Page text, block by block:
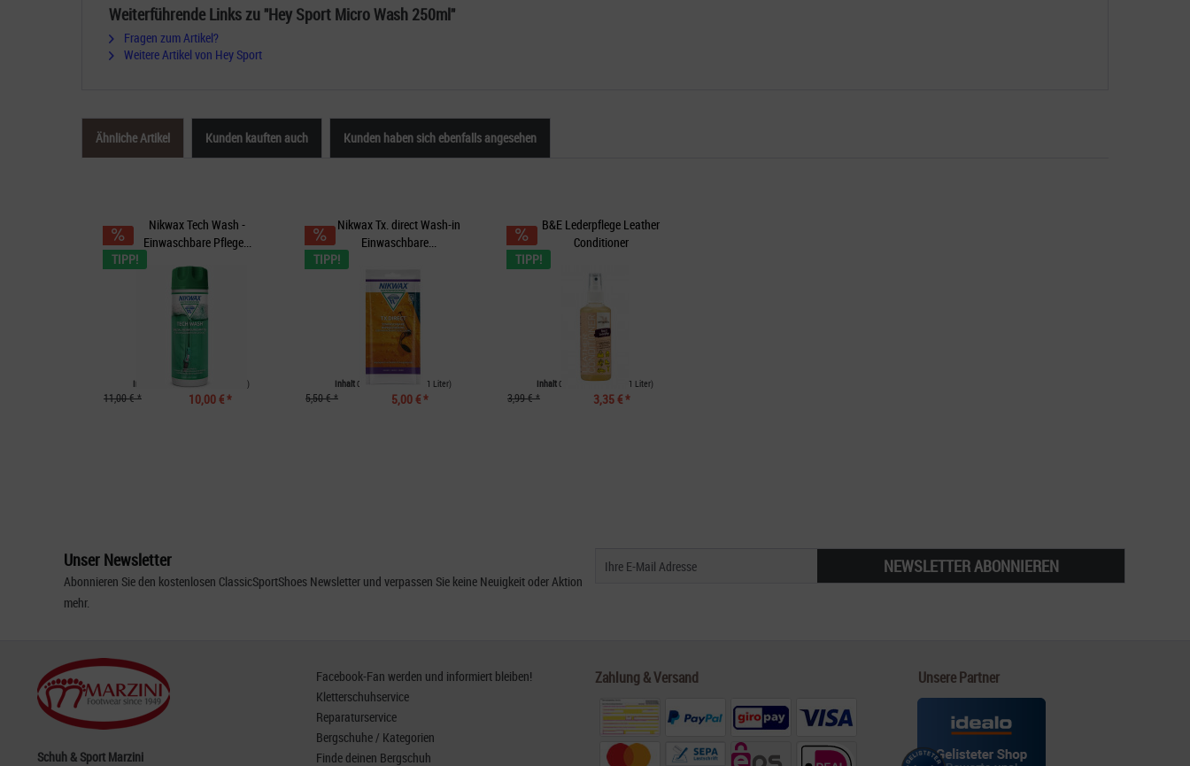
Weiterführende Links zu "Hey Sport Micro Wash 250ml"
Fragen zum Artikel?
Weitere Artikel von Hey Sport
Ähnliche Artikel Kunden kauften auch Kunden haben sich ebenfalls angesehen
TIPP!
Inhalt 0.3 Liter(33,33 € * / 1 Liter)
10,00 € *
11,00 € *
Nikwax Tech Wash -
Einwaschbare Pflege...
TIPP!
Inhalt0.1 Liter (50,00 € * / 1 Liter)
5,00 € *
5,50 € *
Nikwax Tx. direct Wash-in
Einwaschbare...
TIPP!
Inhalt0.1 Liter(33,50 € * / 1 Liter)
3,35 € *
3,99 € *
B&E Lederpflege Leather
Conditioner
Unser Newsletter
Abonnieren Sie den kostenlosen ClassicSportShoes Newsletter und verpassen Sie keine Neuigkeit oder Aktion
mehr.
NEWSLETTER ABONNIEREN
Schuh & Sport Marzini
Facebook-Fan werden und informiert bleiben!
Kletterschuhservice
Reparaturservice
Bergschuhe / Kategorien
Finde deinen Bergschuh
Zahlung & Versand Unsere Partner